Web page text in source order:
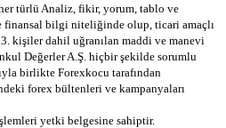
türlü Analiz, fikir, yorum, tablo ve
finansal bilgi niteliğinde olup, ticari amaçlı
kişiler dahil uğranılan maddi ve manevi
Değerler A.Ş. hiçbir şekilde sorumlu
birlikte Forexkocu tarafından
forex bültenleri ve kampanyaları
yetki belgesine sahiptir.